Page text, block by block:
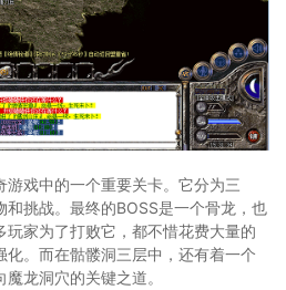
游戏中的一个重要关卡。它分为三
和挑战。最终的BOSS是一个骨龙，也
家为了打败它，都不惜花费大量的
化。而在骷髅洞三层中，还有着一个
龙洞穴的关键之道。